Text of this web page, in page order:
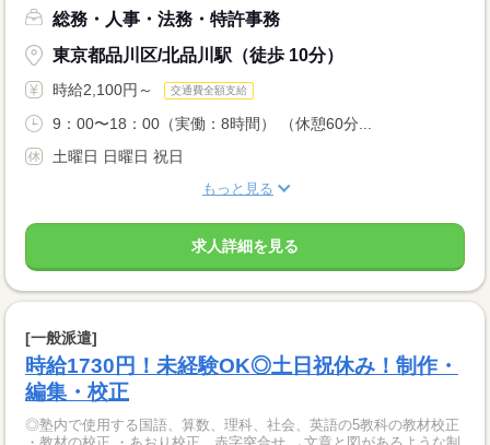
総務・人事・法務・特許事務
東京都品川区/北品川駅（徒歩 10分）
時給2,100円～ 交通費全額支給
9：00〜18：00（実働：8時間） （休憩60分...
土曜日 日曜日 祝日
もっと見る
求人詳細を見る
[一般派遣]
時給1730円！未経験OK◎土日祝休み！制作・
編集・校正
◎塾内で使用する国語、算数、理科、社会、英語の5教科の教材校正